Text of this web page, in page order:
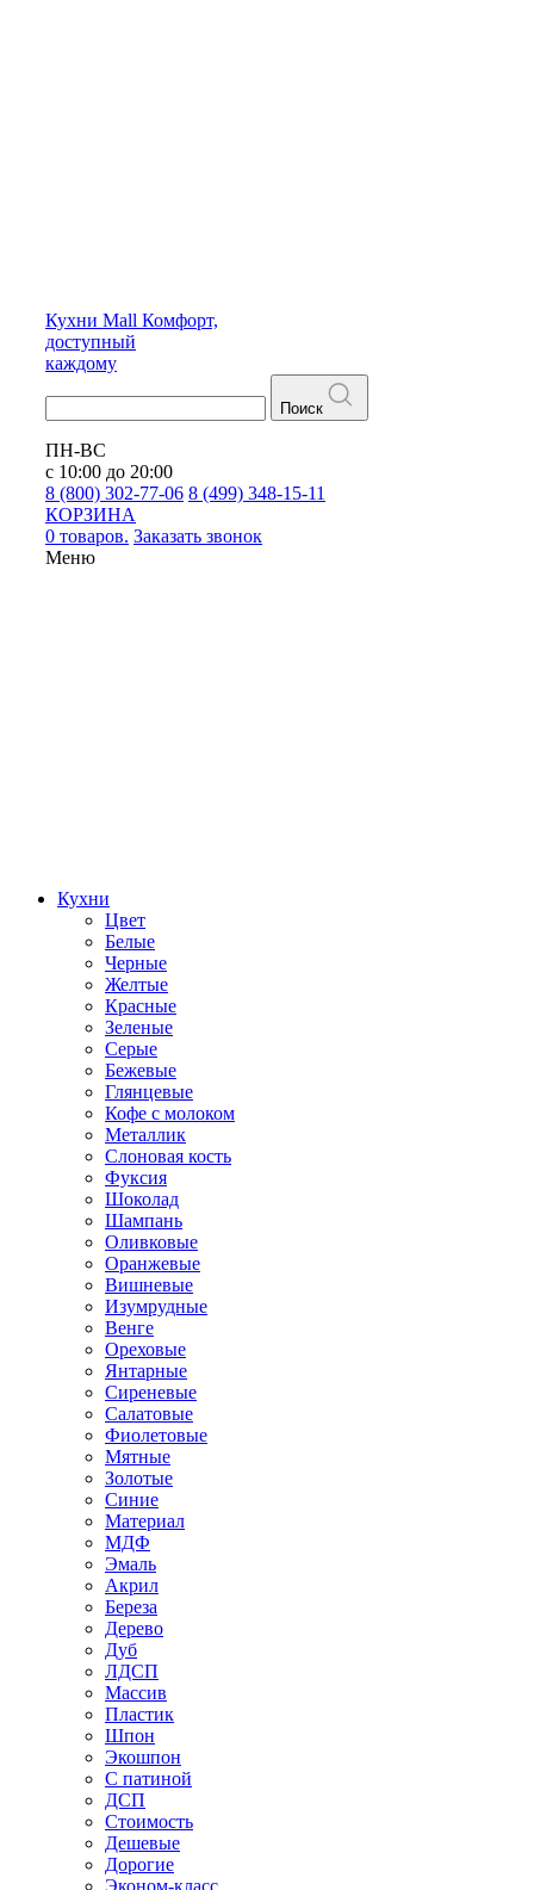
Кухни Mall Комфорт,
доступный
каждому
Поиск
ПН-ВС
с 10:00 до 20:00
8 (800) 302-77-06 8 (499) 348-15-11
КОРЗИНА
0 товаров. Заказать звонок
Меню
Кухни
Цвет
Белые
Черные
Желтые
Красные
Зеленые
Серые
Бежевые
Глянцевые
Кофе с молоком
Металлик
Слоновая кость
Фуксия
Шоколад
Шампань
Оливковые
Оранжевые
Вишневые
Изумрудные
Венге
Ореховые
Янтарные
Сиреневые
Салатовые
Фиолетовые
Мятные
Золотые
Синие
Материал
МДФ
Эмаль
Акрил
Береза
Дерево
Дуб
ЛДСП
Массив
Пластик
Шпон
Экошпон
С патиной
ДСП
Стоимость
Дешевые
Дорогие
Эконом-класс